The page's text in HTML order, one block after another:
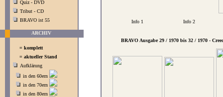
Quiz - DVD
Tribut - CD
BRAVO ist 55
ARCHIV
= komplett
= aktueller Stand
Aufklärung
in den 60ern
in den 70ern
in den 80ern
Info 1 Info 2
BRAVO Ausgabe 29 / 1970 bis 32 / 1970 -